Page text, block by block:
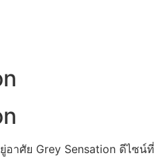
าศัย Grey Sensation ดีไซน์ที่